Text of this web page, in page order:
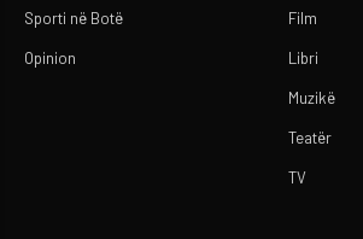
Sporti në Botë
Opinion
Film
Libri
Muzikë
Teatër
TV